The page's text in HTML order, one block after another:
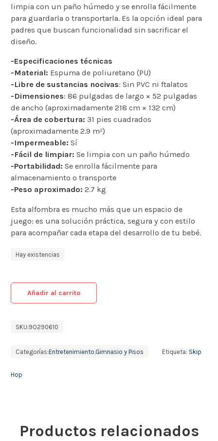
limpia con un paño húmedo y se enrolla fácilmente
para guardarla o transportarla. Es la opción ideal para
padres que buscan funcionalidad sin sacrificar el
diseño.
-Especificaciones técnicas
-Material: Espuma de poliuretano (PU)
-Libre de sustancias nocivas: Sin PVC ni ftalatos
-Dimensiones: 86 pulgadas de largo × 52 pulgadas
de ancho (aproximadamente 218 cm × 132 cm)
-Área de cobertura: 31 pies cuadrados
(aproximadamente 2.9 m²)
-Impermeable: Sí
-Fácil de limpiar: Se limpia con un paño húmedo
-Portabilidad: Se enrolla fácilmente para
almacenamiento o transporte
-Peso aproximado: 2.7 kg
Esta alfombra es mucho más que un espacio de
juego: es una solución práctica, segura y con estilo
para acompañar cada etapa del desarrollo de tu bebé.
Hay existencias
Añadir al carrito
SKU:9O290610
Categorías:Entretenimiento Gimnasio y Pisos Etiqueta: Skip
Hop
Productos relacionados